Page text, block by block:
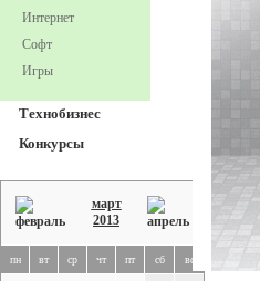
Интернет
Софт
Игры
Технобизнес
Конкурсы
март
2013
пн вт ср чт пт сб вс